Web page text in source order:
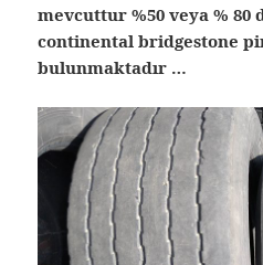
mevcuttur %50 veya %
continental bridgestone
bulunmaktadır …